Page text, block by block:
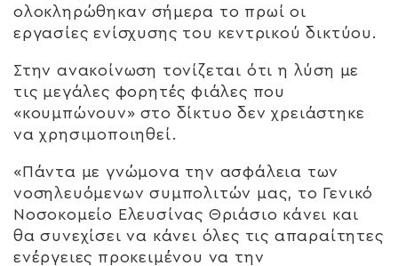
ολοκληρώθηκαν σήμερα το πρωί οι
εργασίες ενίσχυσης του κεντρικού δικτύου.
Στην ανακοίνωση τονίζεται ότι η λύση με
τις μεγάλες φορητές φιάλες που
«κουμπώνουν» στο δίκτυο δεν χρειάστηκε
να χρησιμοποιηθεί.
«Πάντα με γνώμονα την ασφάλεια των
νοσηλευόμενων συμπολιτών μας, το Γενικό
Νοσοκομείο Ελευσίνας Θριάσιο κάνει και
θα συνεχίσει να κάνει όλες τις απαραίτητες
ενέργειες προκειμένου να την